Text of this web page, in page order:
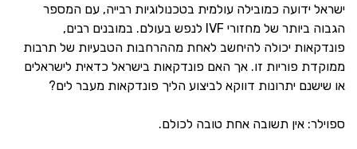
ישראל ידועה כמובילה עולמית בטכנולוגיות רבייה, עם המספר
הגבוה ביותר של מחזורי IVF לנפש בעולם. במובנים רבים,
פונדקאות יכולה להיחשב לאחת מההרחבות הטבעיות של תרבות
ממוקדת פוריות זו. אך האם פונדקאות בישראל כדאית לישראלים
או שישנם יתרונות דווקא לביצוע הליך פונדקאות מעבר לים?
ספוילר: אין תשובה אחת טובה לכולם.